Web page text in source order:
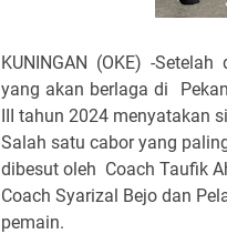
KUNINGAN (OKE) -
yang akan berlaga di
III tahun 2024 menyatakan
Salah satu cabor yang
dibesut oleh Coach Taufik
Coach Syarizal Bejo dan
pemain.